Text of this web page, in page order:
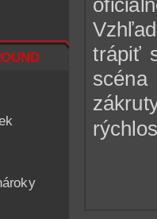
trápiť